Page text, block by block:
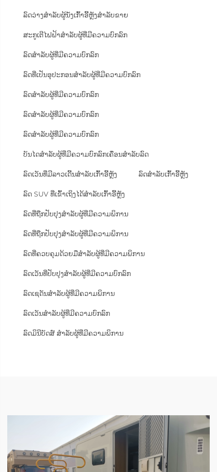
ລົດວ່າງສຳລັບຜູ້ນັ່ງເກົ້າອີ້ຫຼັງສຳລັບຂາຍ
ສະກູເຕີໄຟຟ້າສຳລັບຜູ້ທີ່ມີຄວາມບົກລົກ
ລົດສຳລັບຜູ້ທີ່ມີຄວາມບົກລົກ
ລົດທີ່ເປັນອຸປະກອນສຳລັບຜູ້ທີ່ມີຄວາມບົກລົກ
ລົດສຳລັບຜູ້ທີ່ມີຄວາມບົກລົກ
ລົດສຳລັບຜູ້ທີ່ມີຄວາມບົກລົກ
ລົດສຳລັບຜູ້ທີ່ມີຄວາມບົກລົກ
ບັນໄດສຳລັບຜູ້ທີ່ມີຄວາມບົກລົກເຄື່ອນສຳລັບລົດ
ລົດເວັນທີ່ມີລາວເດີ້ນສຳລັບເກົ້າອີ້ຫຼັງ ລົດສຳລັບເກົ້າອີ້ຫຼັງ
ລົດ SUV ທີ່ເຂົ້າເຖິງໄດ້ສຳລັບເກົ້າອີ້ຫຼັງ
ລົດທີ່ຖືກປັບປຸງສຳລັບຜູ້ທີ່ມີຄວາມພິການ
ລົດທີ່ຖືກປັບປຸງສຳລັບຜູ້ທີ່ມີຄວາມພິການ
ລົດທີ່ຄວບຄຸມດ້ວຍມືສຳລັບຜູ້ທີ່ມີຄວາມພິການ
ລົດເວັນທີ່ປັບປຸງສຳລັບຜູ້ທີ່ມີຄວາມບົກລົກ
ລົດເຊດັນສຳລັບຜູ້ທີ່ມີຄວາມພິການ
ລົດເວັນສຳລັບຜູ້ທີ່ມີຄວາມບົກລົກ
ລົດມິນີບັດສ໌ ສຳລັບຜູ້ທີ່ມີຄວາມພິການ